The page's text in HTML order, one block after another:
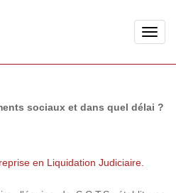
Toggle
sociaux et dans quel délai ?
en Liquidation Judiciaire.